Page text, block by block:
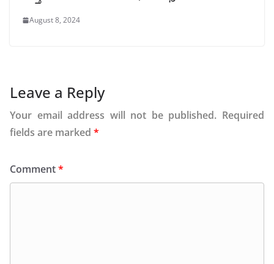
August 8, 2024
Leave a Reply
Your email address will not be published. Required
fields are marked *
Comment*